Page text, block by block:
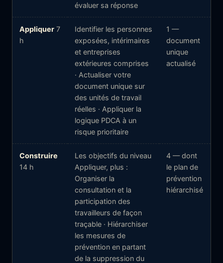
évaluer sa réponse
Appliquer 7
h
Identifier les personnes
exposées, intérimaires
et entreprises
extérieures comprises
· Actualiser votre
document unique sur
des unités de travail
réelles · Appliquer la
logique PDCA à un
risque prioritaire
1 —
document
unique
actualisé
Construire
14 h
Les objectifs du niveau
Appliquer, plus :
Organiser la
consultation et la
participation des
travailleurs de façon
traçable · Hiérarchiser
les mesures de
prévention en partant
de la suppression du
4 — dont
le plan de
prévention
hiérarchisé